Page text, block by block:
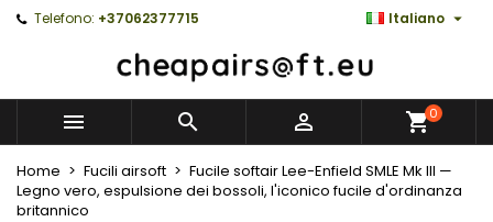
Telefono: +37062377715 Italiano 
   0
Home Fucili airsoft
Fucile softair Lee-Enfield SMLE Mk III —
Legno vero, espulsione dei bossoli, l'iconico fucile d'ordinanza
britannico